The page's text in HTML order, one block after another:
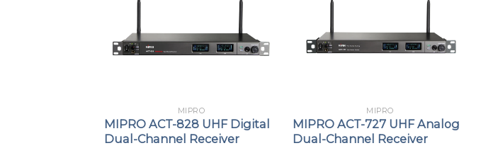
MIPRO
MIPRO ACT-828 UHF Digital
Dual-Channel Receiver
MIPRO
MIPRO ACT-727 UHF Analog
Dual-Channel Receiver